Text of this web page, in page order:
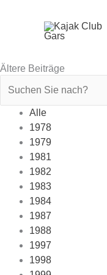
Ältere Beiträge
Alle
1978
1979
1981
1982
1983
1984
1987
1988
1997
1998